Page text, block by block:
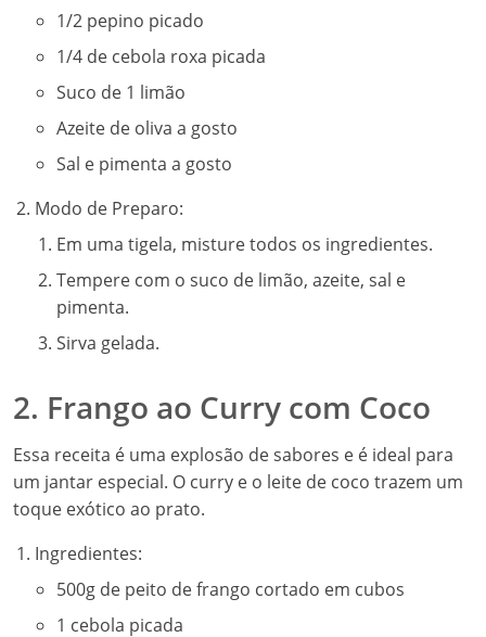
1/2 pepino picado
1/4 de cebola roxa picada
Suco de 1 limão
Azeite de oliva a gosto
Sal e pimenta a gosto
Modo de Preparo:
Em uma tigela, misture todos os ingredientes.
Tempere com o suco de limão, azeite, sal e
pimenta.
Sirva gelada.
2. Frango ao Curry com Coco
Essa receita é uma explosão de sabores e é ideal para
um jantar especial. O curry e o leite de coco trazem um
toque exótico ao prato.
Ingredientes:
500g de peito de frango cortado em cubos
1 cebola picada